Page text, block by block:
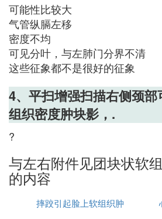
可能性比较大
气管纵膈左移
密度不均
可见分叶，与左肺门分界不清
这些征象都不是很好的征象
4、平扫增强扫描右侧颈
组织密度肿块影，.
?
与左右附件见团块状软
的内容
摔跤引起脸上软组织肿